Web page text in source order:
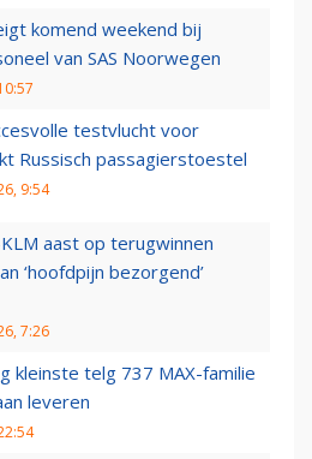
komend weekend bij
van SAS Noorwegen
testvlucht voor
Russisch passagierstoestel
9:54
aast op terugwinnen
‘hoofdpijn bezorgend’
7:26
kleinste telg 737 MAX-familie
leveren